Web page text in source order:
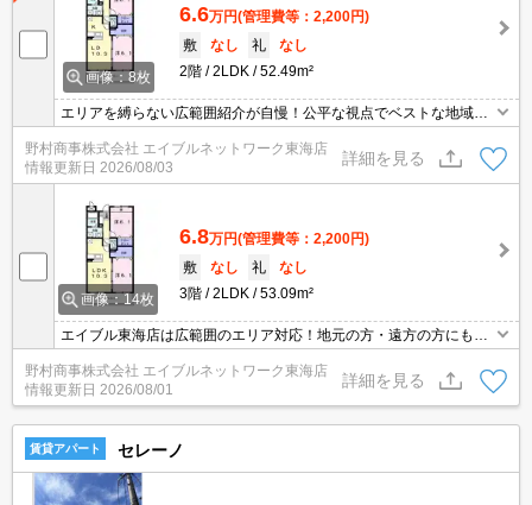
画像：8枚
6.6万円(管理費等：2,200円)
敷
なし 礼
なし
2階
2LDK 52.49m²
エリアを縛らない広範囲紹介が自慢！公平な視点でベストな地域を
ご提案します。現地集合・オンライン対応！
野村商事株式会社 エイブルネットワーク東海店
情報更新日 2026/08/03
詳細を見る
画像：14枚
6.8万円(管理費等：2,200円)
敷
なし 礼
なし
3階
2LDK 53.09m²
エイブル東海店は広範囲のエリア対応！地元の方・遠方の方にも公
平な視点で提案♪見るだけ・オンライン可！
野村商事株式会社 エイブルネットワーク東海店
情報更新日 2026/08/01
詳細を見る
賃貸アパート セレーノ